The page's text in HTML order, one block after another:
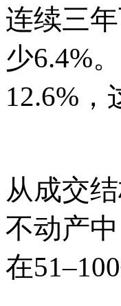
连续三
少6.4%
12.6%
从成交
不动产中
在